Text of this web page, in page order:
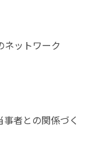
ットワーク
者との関係づく